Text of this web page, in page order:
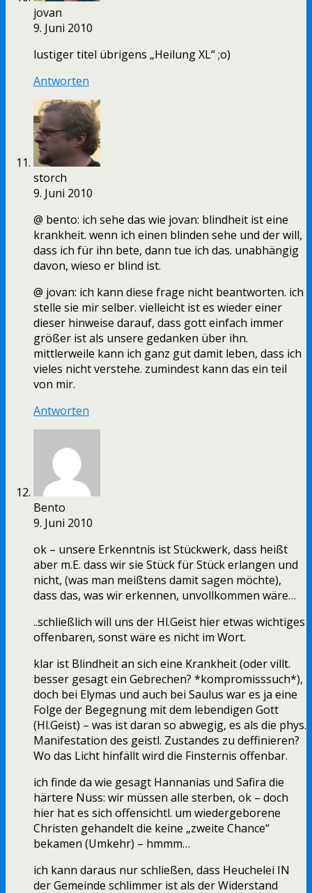
jovan
9. Juni 2010
lustiger titel übrigens „Heilung XL“ ;o)
Antworten
storch
9. Juni 2010
@ bento: ich sehe das wie jovan: blindheit ist eine
krankheit. wenn ich einen blinden sehe und der will,
dass ich für ihn bete, dann tue ich das. unabhängig
davon, wieso er blind ist.
@ jovan: ich kann diese frage nicht beantworten. ich
stelle sie mir selber. vielleicht ist es wieder einer
dieser hinweise darauf, dass gott einfach immer
größer ist als unsere gedanken über ihn.
mittlerweile kann ich ganz gut damit leben, dass ich
vieles nicht verstehe. zumindest kann das ein teil
von mir.
Antworten
Bento
9. Juni 2010
ok – unsere Erkenntnis ist Stückwerk, dass heißt
aber m.E. dass wir sie Stück für Stück erlangen und
nicht, (was man meißtens damit sagen möchte),
dass das, was wir erkennen, unvollkommen wäre…
..schließlich will uns der Hl.Geist hier etwas wichtiges
offenbaren, sonst wäre es nicht im Wort.
klar ist Blindheit an sich eine Krankheit (oder villt.
besser gesagt ein Gebrechen? *kompromisssuch*),
doch bei Elymas und auch bei Saulus war es ja eine
Folge der Begegnung mit dem lebendigen Gott
(Hl.Geist) – was ist daran so abwegig, es als die phys.
Manifestation des geistl. Zustandes zu deffinieren?
Wo das Licht hinfällt wird die Finsternis offenbar.
ich finde da wie gesagt Hannanias und Safira die
härtere Nuss: wir müssen alle sterben, ok – doch
hier hat es sich offensichtl. um wiedergeborene
Christen gehandelt die keine „zweite Chance“
bekamen (Umkehr) – hmmm…
ich kann daraus nur schließen, dass Heuchelei IN
der Gemeinde schlimmer ist als der Widerstand